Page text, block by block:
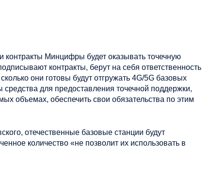
Минцифры будет оказывать точечную
контракты, берут на себя ответственность
они готовы будут отгружать 4G/5G базовых
для предоставления точечной поддержки,
объемах, обеспечить свои обязательства по этим
отечественные базовые станции будут
количество «не позволит их использовать в